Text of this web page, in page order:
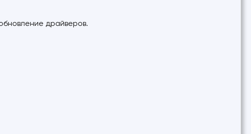
драйверов.